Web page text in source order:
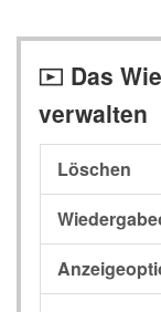
D Das
verwalten
Löschen